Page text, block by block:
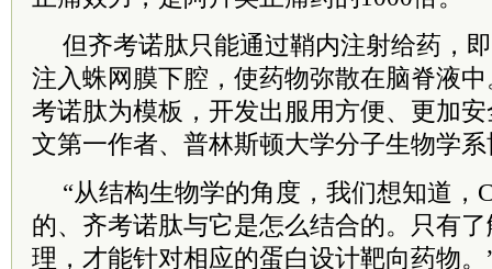
但齐考诺肽只能通过鞘内注射给药，
注入蛛网膜下腔，使药物弥散在脑脊液
考诺肽为模板，开发出服用方便、更加
文第一作者、普林斯顿大学分子生物学
“从结构生物学的角度，我们想知道，
的、齐考诺肽与它是怎么结合的。只有
理，才能针对相应的蛋白设计靶向药物